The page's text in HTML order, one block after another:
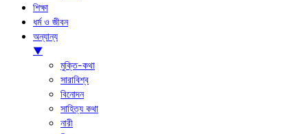
শিক্ষা
ধর্ম ও জীবন
অন্যান্য
▼
মুক্তি-কথা
সারাবিশ্ব
বিনোদন
সাহিত্য কথা
নারী